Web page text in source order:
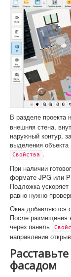
В разделе проекта
внешняя стена,
наружный контур,
выделения
Свойства .
При наличии
формате JPG или
Подложка
равно нужно
Окна добавляются
После размещения
через панель
направление
фасадом